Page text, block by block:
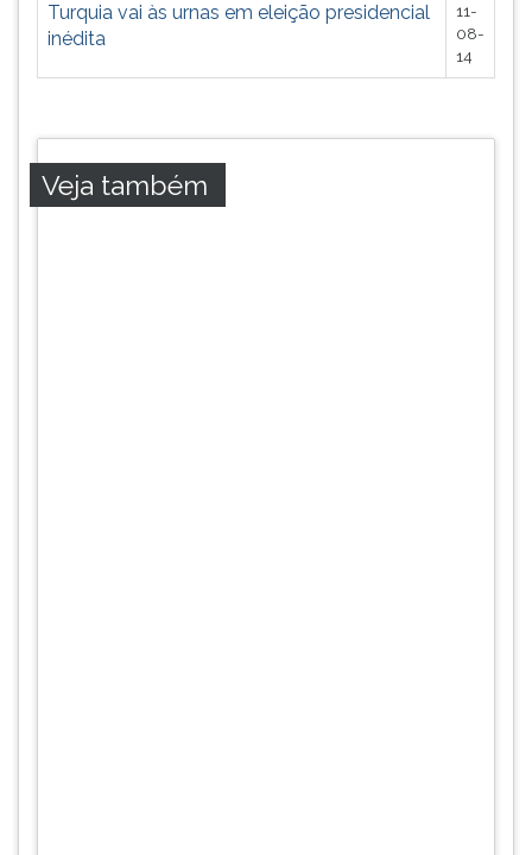
depois
Pressione
instrução
Turquia vai às urnas em eleição presidencial
inédita
11-
08-
14
Veja também